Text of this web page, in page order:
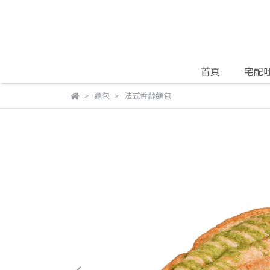
首頁 宅配
麵包 法式香蒜麵包